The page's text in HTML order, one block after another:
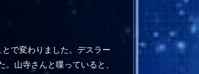
で変わりました。デスラー
山寺さんと喋っていると、